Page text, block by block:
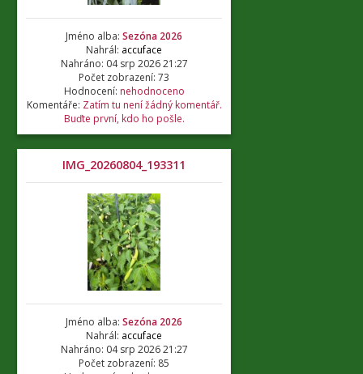
Jméno alba: Sezóna 2026
Nahrál: accuface
Nahráno: 04 srp 2026 21:27
Počet zobrazení: 73
Hodnocení: nehodnoceno
Komentáře: Zatím tu není žádný komentář.
Buďte první, kdo ho pošle.
IMG_20260804_193311
Jméno alba: Sezóna 2026
Nahrál: accuface
Nahráno: 04 srp 2026 21:27
Počet zobrazení: 85